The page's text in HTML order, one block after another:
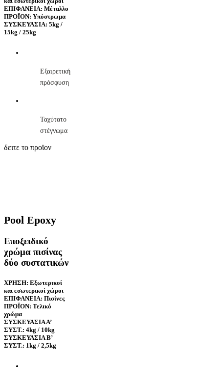
ΕΠΙΦΑΝΕΙΑ: Μέταλλο
ΠΡΟΪΟΝ: Υπόστρωμα
ΣΥΣΚΕΥΑΣΙΑ: 5kg /
15kg / 25kg
Εξαιρετική
πρόσφυση
Ταχύτατο
στέγνωμα
δειτε το προϊον
Pool Epoxy
Εποξειδικό
χρώμα πισίνας
δύο συστατικών
ΧΡΗΣΗ: Εξωτερικοί
και εσωτερικοί χώροι
ΕΠΙΦΑΝΕΙΑ: Πισίνες
ΠΡΟΪΟΝ: Τελικό
χρώμα
ΣΥΣΚΕΥΑΣΙΑ Α’
ΣΥΣΤ.: 4kg / 10kg
ΣΥΣΚΕΥΑΣΙΑ B’
ΣΥΣΤ.: 1kg / 2,5kg